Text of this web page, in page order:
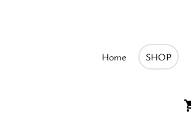
Home SHOP